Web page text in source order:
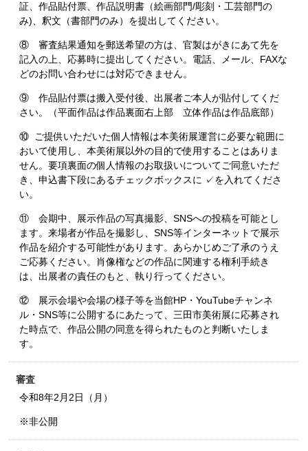
証、作品貼付票、作品説明書（絵画部門/彫刻・工芸部門の
み)、釈文（書部門のみ）を提出してください。
⑧ 審査結果通知を郵送希望の方は、官製はがきにあて先を
記入の上、応募時に提出してください。電話、メール、FAXな
どのお問い合わせには対応できません。
⑨ 作品貼付票は搬入受付後、出展者ご本人が貼付してくだ
さい。（平面作品は作品裏面右上部 立体作品は作品底部）
⑩ ご提供いただいた個人情報は本美術展運営に必要な範囲に
おいて使用し、本美術展以外の目的で使用することはありま
せん。要項裏面の個人情報のお取扱いについてご同意いただ
き、申込書下段にあるチェックボックスに ✓を入れてくださ
い。
⑪ 会期中、展示作品の写真撮影、SNSへの投稿を可能とし
ます。来場者が作品を撮影し、SNS等インターネットで展示
作品を紹介する可能性があります。あらかじめご了承のうえ
ご応募ください。肖像権などの作品に関連する権利手続き
は、出展者の責任のもと、執り行ってください。
⑫ 展示会場や会場の様子等を当館HP・YouTubeチャンネ
ル・SNS等に公開するにあたって、三田市美術展に応募され
た時点で、作品公開の同意を得られたものと判断いたしま
す。
審査
令和8年2月2日（月）
※非公開